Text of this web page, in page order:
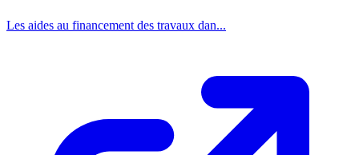
Les aides au financement des travaux dan...